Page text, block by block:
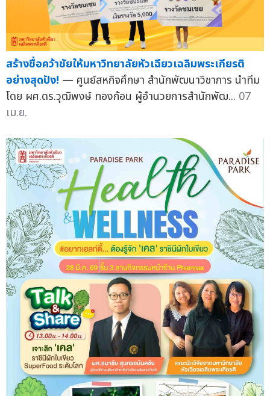
สร้างชื่อคว้าชัยให้มหาวิทยาลัยหัวเฉียวเฉลิมพระเกียรติ
อย่างสุดปัง! — ศูนย์สหกิจศึกษา สำนักพัฒนาวิชาการ นำทีม
โดย ผศ.ดร.วุฒิพงษ์ ทองก้อน ผู้อำนวยการสำนักพัฒ... 07
เม.ย.